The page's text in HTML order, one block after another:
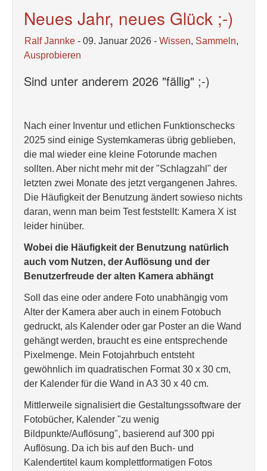
Neues Jahr, neues Glück ;-)
Ralf Jannke - 09. Januar 2026 - Wissen, Sammeln,
Ausprobieren
Sind unter anderem 2026 "fällig" ;-)
Nach einer Inventur und etlichen Funktionschecks
2025 sind einige Systemkameras übrig geblieben,
die mal wieder eine kleine Fotorunde machen
sollten. Aber nicht mehr mit der "Schlagzahl" der
letzten zwei Monate des jetzt vergangenen Jahres.
Die Häufigkeit der Benutzung ändert sowieso nichts
daran, wenn man beim Test feststellt: Kamera X ist
leider hinüber.
Wobei die Häufigkeit der Benutzung natürlich
auch vom Nutzen, der Auflösung und der
Benutzerfreude der alten Kamera abhängt
Soll das eine oder andere Foto unabhängig vom
Alter der Kamera aber auch in einem Fotobuch
gedruckt, als Kalender oder gar Poster an die Wand
gehängt werden, braucht es eine entsprechende
Pixelmenge. Mein Fotojahrbuch entsteht
gewöhnlich im quadratischen Format 30 x 30 cm,
der Kalender für die Wand in A3 30 x 40 cm.
Mittlerweile signalisiert die Gestaltungssoftware der
Fotobücher, Kalender "zu wenig
Bildpunkte/Auflösung", basierend auf 300 ppi
Auflösung. Da ich bis auf den Buch- und
Kalendertitel kaum komplettformatigen Fotos